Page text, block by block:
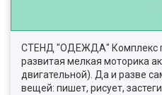
СТЕНД "ОДЕЖДА" Комплекс
развитая мелкая моторика
двигательной). Да и разве
вещей: пишет, рисует,